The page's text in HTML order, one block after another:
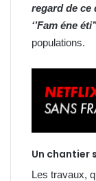
regard de ce
‘’Fam éne
populations.
Un chantier
Les travaux,